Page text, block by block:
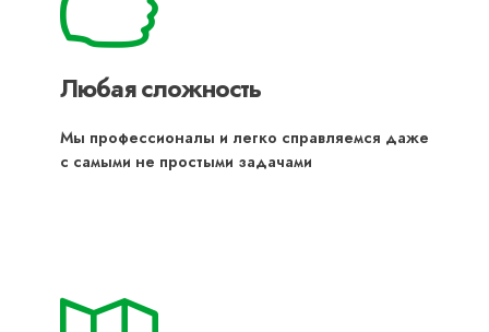
Любая сложность
Мы профессионалы и легко справляемся даже
с самыми не простыми задачами